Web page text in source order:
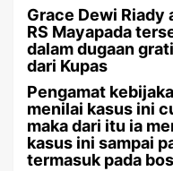
Grace Dewi Riady
RS Mayapada
dalam dugaan
dari Kupas
Pengamat
menilai kasus ini
maka dari itu ia
kasus ini sampai
termasuk pada